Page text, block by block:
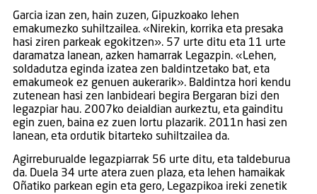
Garcia izan zen, hain zuzen, Gipuzkoako lehen
emakumezko suhiltzailea. «Nirekin, korrika eta presaka
hasi ziren parkeak egokitzen». 57 urte ditu eta 11 urte
daramatza lanean, azken hamarrak Legazpin. «Lehen,
soldadutza eginda izatea zen baldintzetako bat, eta
emakumeok ez genuen aukerarik». Baldintza hori kendu
zutenean hasi zen lanbideari begira Bergaran bizi den
legazpiar hau. 2007ko deialdian aurkeztu, eta gainditu
egin zuen, baina ez zuen lortu plazarik. 2011n hasi zen
lanean, eta ordutik bitarteko suhiltzailea da.
Agirreburualde legazpiarrak 56 urte ditu, eta taldeburua
da. Duela 34 urte atera zuen plaza, eta lehen hamaikak
Oñatiko parkean egin eta gero, Legazpikoa ireki zenetik